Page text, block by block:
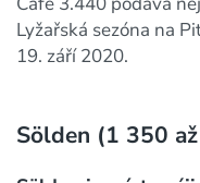
Lyžařská sezóna na
19. září 2020.
Sölden (1 350